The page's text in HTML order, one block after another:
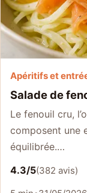
Apéritifs et
Salade de
Le fenouil cru,
composent une
équilibrée.…
4.3/5(382 avis)